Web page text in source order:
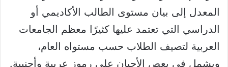
المعدل إلى بيان مستوى الطالب الأكاديمي أو
الدراسي التي تعتمد عليها كثيرًا معظم الجامعات
العربية لتصيف الطلاب حسب مستواه العام،
ويشمل في بعص الأحيان على رموز عربية وأجنبية.